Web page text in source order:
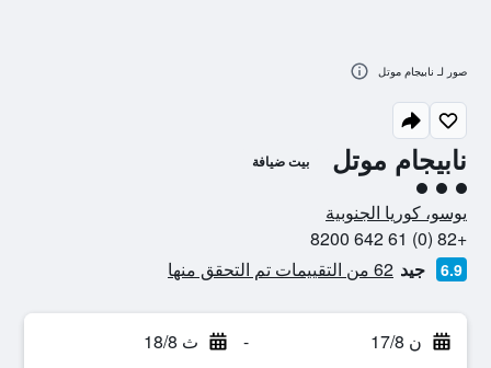
نابيجام موتل بيت ضيافة
تقييم فئة 3
يوسو، كوريا الجنوبية
+82 (0) 61 642 8200
6.9 جيد 62 من التقييمات تم التحقق منها
ن 17/8 - ث 18/8
صور لـ نابيجام موتل